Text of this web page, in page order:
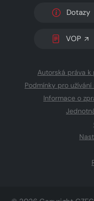
Dotazy
VOP
Autorská práva k
Podmínky pro
Informace o